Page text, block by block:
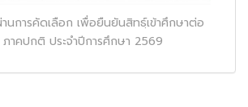
นการคัดเลือก เพื่อยืนยันสิทธฺ์เข้าศึกษาต่อ
าคปกติ ประจำปีการศึกษา 2569